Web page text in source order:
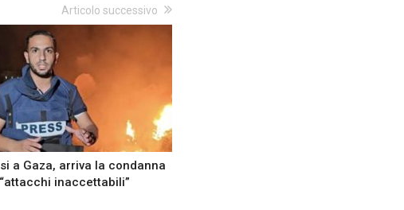
Articolo successivo
a Gaza, arriva la condanna
“attacchi inaccettabili”